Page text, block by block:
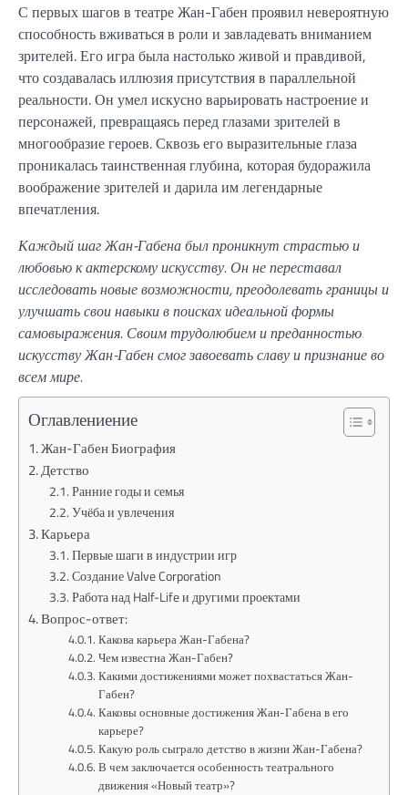
С первых шагов в театре Жан-Габен проявил невероятную
способность вживаться в роли и завладевать вниманием
зрителей. Его игра была настолько живой и правдивой,
что создавалась иллюзия присутствия в параллельной
реальности. Он умел искусно варьировать настроение и
персонажей, превращаясь перед глазами зрителей в
многообразие героев. Сквозь его выразительные глаза
проникалась таинственная глубина, которая будоражила
воображение зрителей и дарила им легендарные
впечатления.
Каждый шаг Жан-Габена был проникнут страстью и
любовью к актерскому искусству. Он не переставал
исследовать новые возможности, преодолевать границы и
улучшать свои навыки в поисках идеальной формы
самовыражения. Своим трудолюбием и преданностью
искусству Жан-Габен смог завоевать славу и признание во
всем мире.
Оглавлениение
Жан-Габен Биография
Детство
Ранние годы и семья
Учёба и увлечения
Карьера
Первые шаги в индустрии игр
Создание Valve Corporation
Работа над Half-Life и другими проектами
Вопрос-ответ:
Какова карьера Жан-Габена?
Чем известна Жан-Габен?
Какими достижениями может похвастаться Жан-
Габен?
Каковы основные достижения Жан-Габена в его
карьере?
Какую роль сыграло детство в жизни Жан-Габена?
В чем заключается особенность театрального
движения «Новый театр»?